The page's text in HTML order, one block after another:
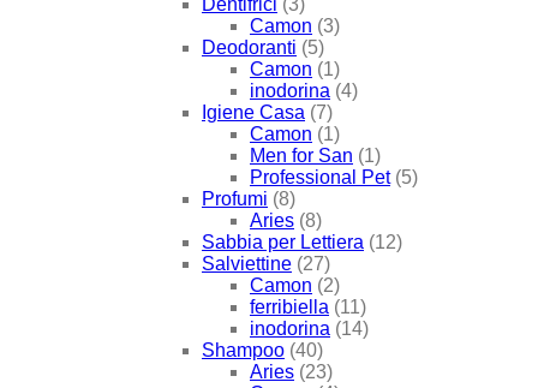
Dentifrici (3)
Camon (3)
Deodoranti (5)
Camon (1)
inodorina (4)
Igiene Casa (7)
Camon (1)
Men for San (1)
Professional Pet (5)
Profumi (8)
Aries (8)
Sabbia per Lettiera (12)
Salviettine (27)
Camon (2)
ferribiella (11)
inodorina (14)
Shampoo (40)
Aries (23)